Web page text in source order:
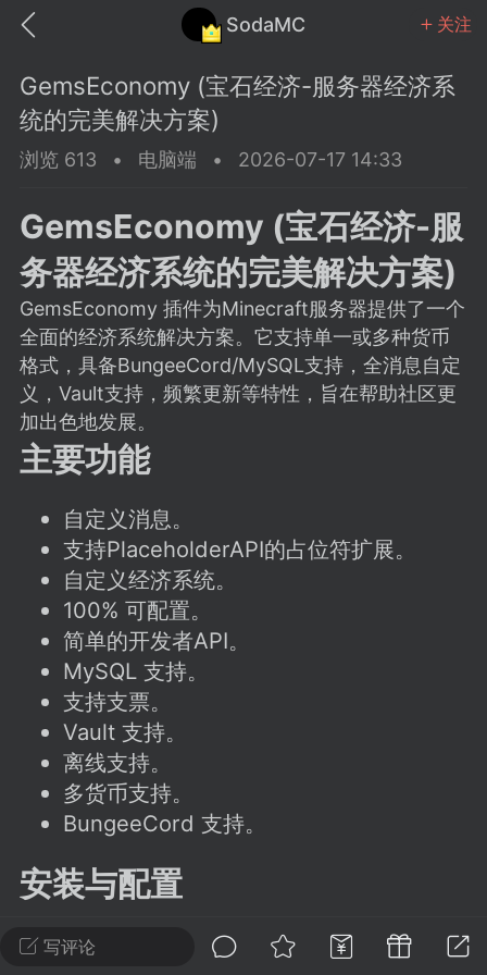
SodaMC 关注
中文社区 SodaMC
教程 材质 社区
潮涌核心
11-27 02:06
电脑端
社区的建议&反馈板块，欢迎每
在这里畅所欲言，提出你对 社区功能、
、管理方式等方面 的任何想法！...
11 5.9k
潮涌核心
24 23:37
电脑端 整合包分享
主页反馈贴
不方便可尝试通过邮箱与作者进行反馈
写评论
GemsEconomy (宝石经济-服务器经济系
统的完美解决方案)
浏览 613 • 电脑端 • 2026-07-17 14:33
GemsEconomy (宝石经济-服
务器经济系统的完美解决方案)
GemsEconomy 插件为Minecraft服务器提供了一个
全面的经济系统解决方案。它支持单一或多种货币
格式，具备BungeeCord/MySQL支持，全消息自定
义，Vault支持，频繁更新等特性，旨在帮助社区更
加出色地发展。
主要功能
自定义消息。
支持PlaceholderAPI的占位符扩展。
自定义经济系统。
100% 可配置。
简单的开发者API。
MySQL 支持。
支持支票。
Vault 支持。
离线支持。
多货币支持。
BungeeCord 支持。
安装与配置
将插件文件放入您的插件文件夹。
根据需要编辑设置。